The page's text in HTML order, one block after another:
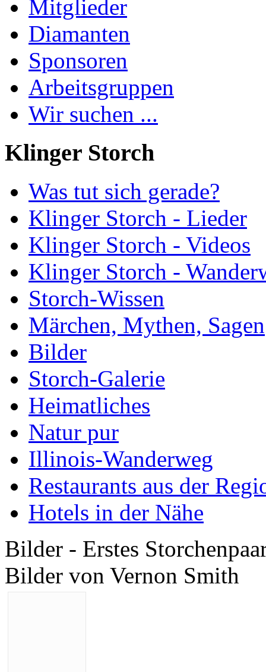
Mitglieder
Diamanten
Sponsoren
Arbeitsgruppen
Wir suchen ...
Klinger Storch
Was tut sich gerade?
Klinger Storch - Lieder
Klinger Storch - Videos
Klinger Storch -
Storch-Wissen
Märchen, Mythen, Sagen
Bilder
Storch-Galerie
Heimatliches
Natur pur
Illinois-Wanderweg
Restaurants aus der
Hotels in der Nähe
Bilder - Erstes
Bilder von Vernon Smith